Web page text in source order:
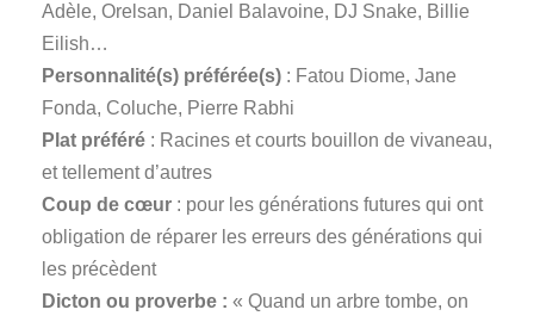
Adèle, Orelsan, Daniel Balavoine, DJ Snake, Billie
Eilish…
Personnalité(s) préférée(s) : Fatou Diome, Jane
Fonda, Coluche, Pierre Rabhi
Plat préféré : Racines et courts bouillon de vivaneau,
et tellement d’autres
Coup de cœur : pour les générations futures qui ont
obligation de réparer les erreurs des générations qui
les précèdent
Dicton ou proverbe : « Quand un arbre tombe, on